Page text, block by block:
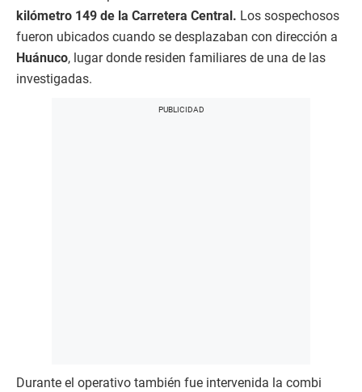
kilómetro 149 de la Carretera Central. Los sospechosos
fueron ubicados cuando se desplazaban con dirección a
Huánuco, lugar donde residen familiares de una de las
investigadas.
Durante el operativo también fue intervenida la combi